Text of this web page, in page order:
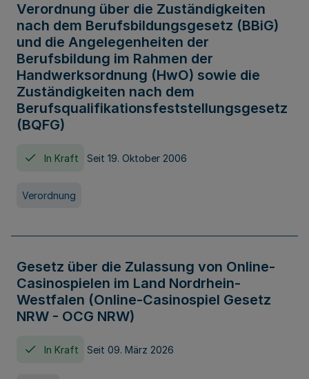
Verordnung über die Zuständigkeiten
nach dem Berufsbildungsgesetz (BBiG)
und die Angelegenheiten der
Berufsbildung im Rahmen der
Handwerksordnung (HwO) sowie die
Zuständigkeiten nach dem
Berufsqualifikationsfeststellungsgesetz
(BQFG)
In Kraft Seit 19. Oktober 2006
Verordnung
Gesetz über die Zulassung von Online-
Casinospielen im Land Nordrhein-
Westfalen (Online-Casinospiel Gesetz
NRW - OCG NRW)
In Kraft Seit 09. März 2026